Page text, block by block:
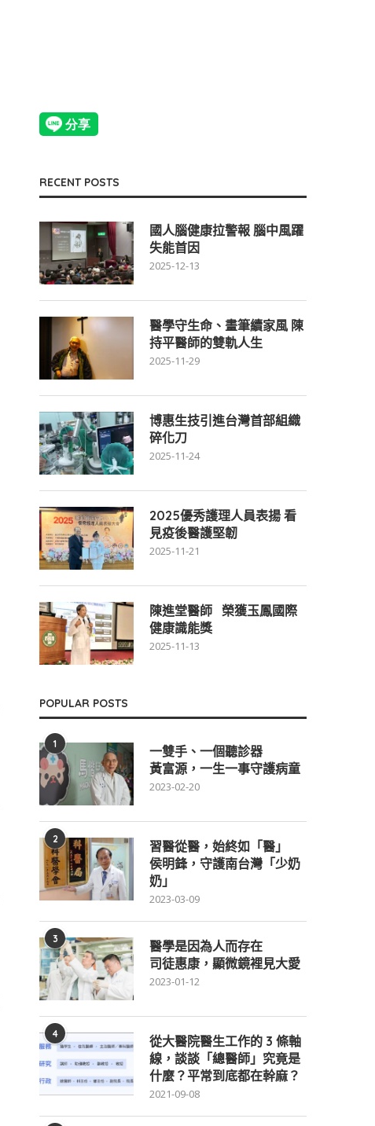
RECENT POSTS
國人腦健康拉警報 腦中風躍
失能首因
2025-12-13
醫學守生命、畫筆續家風 陳
持平醫師的雙軌人生
2025-11-29
博惠生技引進台灣首部組織
碎化刀
2025-11-24
2025優秀護理人員表揚 看
見疫後醫護堅韌
2025-11-21
陳進堂醫師 榮獲玉鳳國際
健康識能獎
2025-11-13
POPULAR POSTS
1
一雙手、一個聽診器
黃富源，一生一事守護病童
2023-02-20
2
習醫從醫，始終如「醫」
侯明鋒，守護南台灣「少奶
奶」
2023-03-09
3
醫學是因為人而存在
司徒惠康，顯微鏡裡見大愛
2023-01-12
4
從大醫院醫生工作的 3 條軸
線，談談「總醫師」究竟是
什麼？平常到底都在幹麻？
2021-09-08